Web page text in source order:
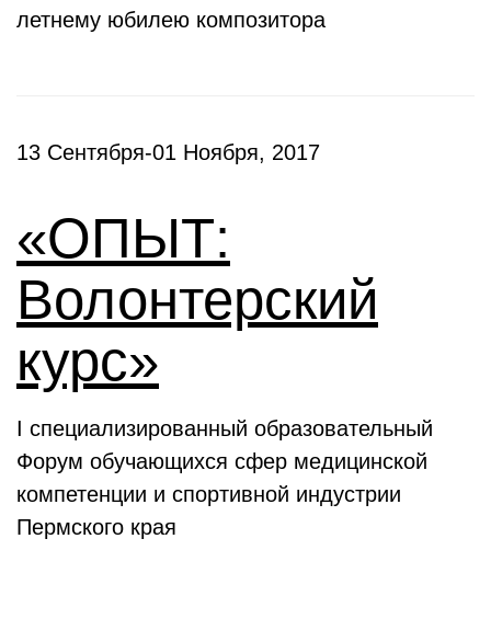
летнему юбилею композитора
13 Сентября-01 Ноября, 2017
«ОПЫТ:
Волонтерский
курс»
I специализированный образовательный
Форум обучающихся сфер медицинской
компетенции и спортивной индустрии
Пермского края